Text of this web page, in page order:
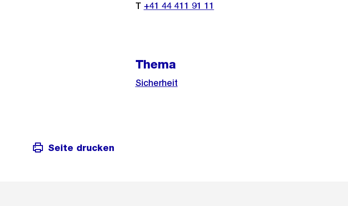
T +41 44 411 91 11
Thema
Sicherheit
Seite drucken